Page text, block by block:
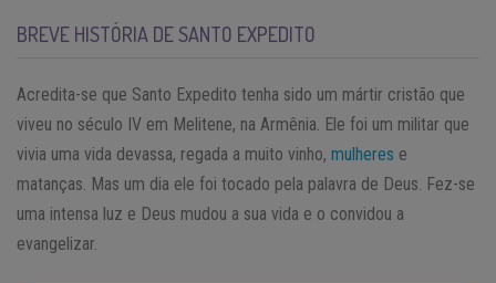
BREVE HISTÓRIA DE SANTO EXPEDITO
Acredita-se que Santo Expedito tenha sido um mártir cristão que
viveu no século IV em Melitene, na Armênia. Ele foi um militar que
vivia uma vida devassa, regada a muito vinho, mulheres e
matanças. Mas um dia ele foi tocado pela palavra de Deus. Fez-se
uma intensa luz e Deus mudou a sua vida e o convidou a
evangelizar.